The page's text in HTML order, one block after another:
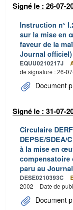
Signé le : 26-07-
Instruction n°
sur la mise en
faveur de la
Journal officiel)
EQUU0210217J
de signature : 26-
Document
Signé le : 31-07-
Circulaire
DEPSE/SDEA/
à la mise en
compensatoire
paru au
DESE0210393C
2002
Date de
Document